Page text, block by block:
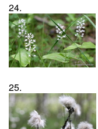
24.
25.